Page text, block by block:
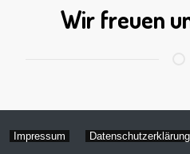
Wir freuen
Impressum Datenschutzerklärung